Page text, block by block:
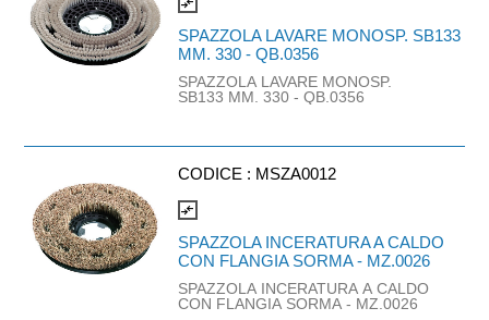
compare_arrows
SPAZZOLA LAVARE MONOSP. SB133
MM. 330 - QB.0356
SPAZZOLA LAVARE MONOSP.
SB133 MM. 330 - QB.0356
CODICE : MSZA0012
compare_arrows
SPAZZOLA INCERATURA A CALDO
CON FLANGIA SORMA - MZ.0026
SPAZZOLA INCERATURA A CALDO
CON FLANGIA SORMA - MZ.0026